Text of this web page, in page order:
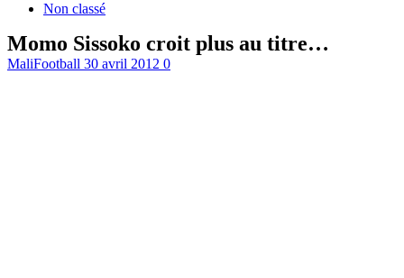
Non classé
Momo Sissoko croit plus au titre…
MaliFootball 30 avril 2012 0